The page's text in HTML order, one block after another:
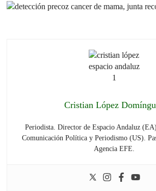
Cristian López
Periodista. Director de Espacio Andaluz
Comunicación Política y Periodismo (US).
Agencia EFE.